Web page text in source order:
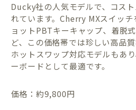
Ducky社の人気モデルで、コス
れています。Cherry MXスイッ
ョットPBTキーキャップ、着脱
ど、この価格帯では珍しい高品質
ホットスワップ対応モデルもあ
ーボードとして最適です。
価格：約9,800円